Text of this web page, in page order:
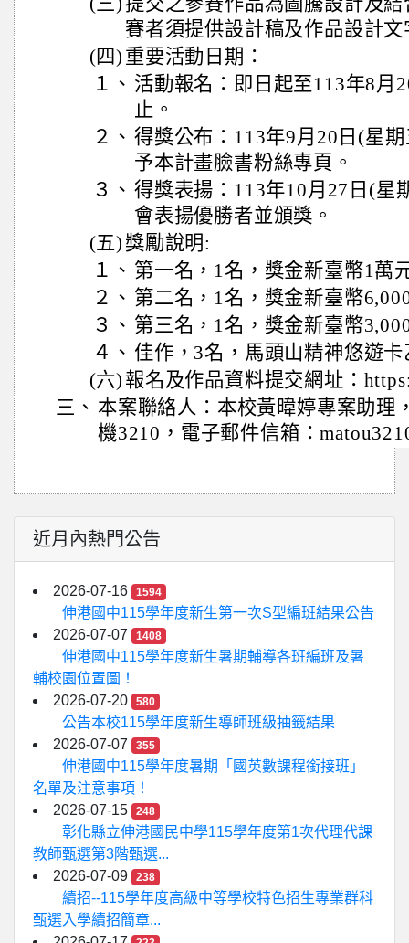
賽者須提供設計稿及作品設計
(四) 重要活動日期：
１、 活動報名：即日起至113年8月
止。
２、 得獎公布：113年9月20日(星
予本計畫臉書粉絲專頁。
３、 得獎表揚：113年10月27日(星
會表揚優勝者並頒獎。
(五) 獎勵說明:
１、 第一名，1名，獎金新臺幣1萬
２、 第二名，1名，獎金新臺幣
３、 第三名，1名，獎金新臺幣
４、 佳作，3名，馬頭山精神悠遊
(六) 報名及作品資料提交網址：
三、 本案聯絡人：本校黃暐婷專案助理
機3210，電子郵件信箱：
近月內熱門公告
2026-07-16 1594
伸港國中115學年度新生第一次S型編班結果公告
2026-07-07
1408
伸港國中115學年度新生暑期輔導各班編班及暑
輔校園位置圖！
2026-07-20
580
公告本校115學年度新生導師班級抽籤結果
2026-07-07
355
伸港國中115學年度暑期「國英數課程銜接班」
名單及注意事項！
2026-07-15
248
彰化縣立伸港國民中學115學年度第1次代理代課
教師甄選第3階甄選...
2026-07-09
238
續招--115學年度高級中等學校特色招生專業群科
甄選入學續招簡章...